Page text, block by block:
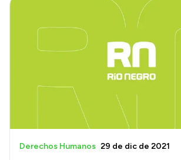
Derechos Humanos 29 de dic de 2021